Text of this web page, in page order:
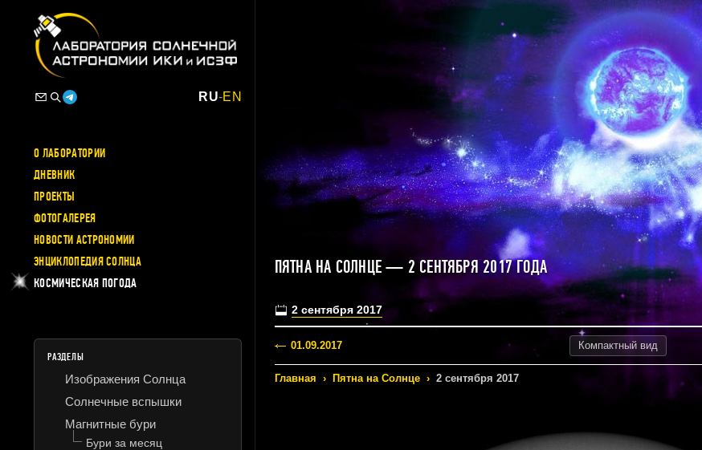
RU-EN
О ЛАБОРАТОРИИ
ДНЕВНИК
ПРОЕКТЫ
ФОТОГАЛЕРЕЯ
НОВОСТИ АСТРОНОМИИ
ЭНЦИКЛОПЕДИЯ СОЛНЦА
КОСМИЧЕСКАЯ ПОГОДА
РАЗДЕЛЫ
Изображения Солнца
Солнечные вспышки
Магнитные бури
Бури за месяц
ПЯТНА НА СОЛНЦЕ — 2 СЕНТЯБРЯ 2017 ГОДА
2 сентября 2017
01.09.2017 Компактный вид
Главная › Пятна на Солнце › 2 сентября 2017